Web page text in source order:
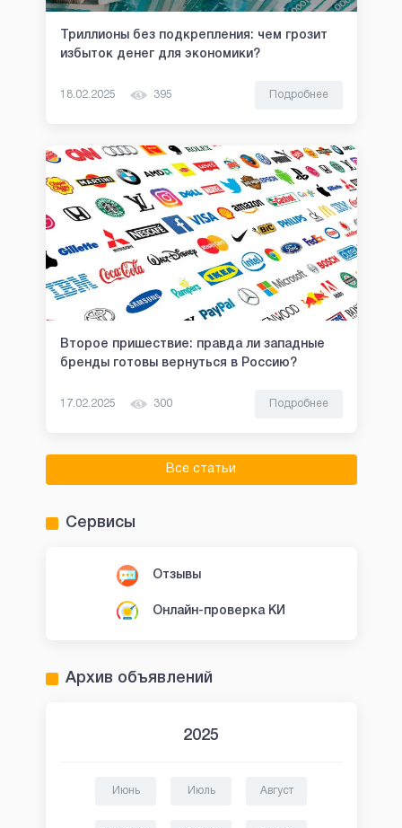
Триллионы без подкрепления: чем грозит
избыток денег для экономики?
18.02.2025 395 Подробнее
Второе пришествие: правда ли западные
бренды готовы вернуться в Россию?
17.02.2025 300 Подробнее
Все статьи
Сервисы
Отзывы
Онлайн-проверка КИ
Архив объявлений
2025
Июнь Июль Август